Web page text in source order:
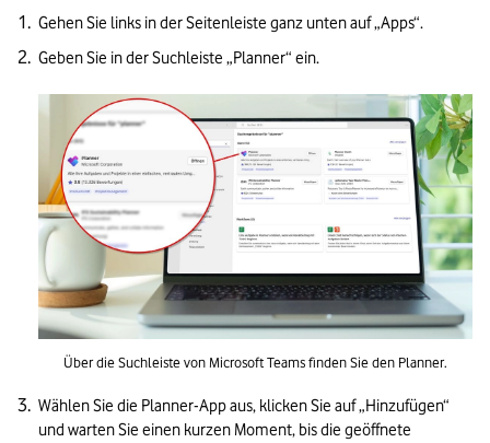
Gehen Sie links in der Seitenleiste ganz unten auf „Apps“.
Geben Sie in der Suchleiste „Planner“ ein.
Über die Suchleiste von Microsoft Teams finden Sie den Planner.
Wählen Sie die Planner-App aus, klicken Sie auf „Hinzufügen“
und warten Sie einen kurzen Moment, bis die geöffnete